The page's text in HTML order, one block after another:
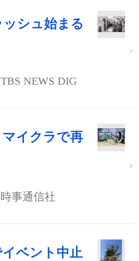
シュ始まる
TBS NEWS DIG
イクラで再
時事通信社
ベント中止